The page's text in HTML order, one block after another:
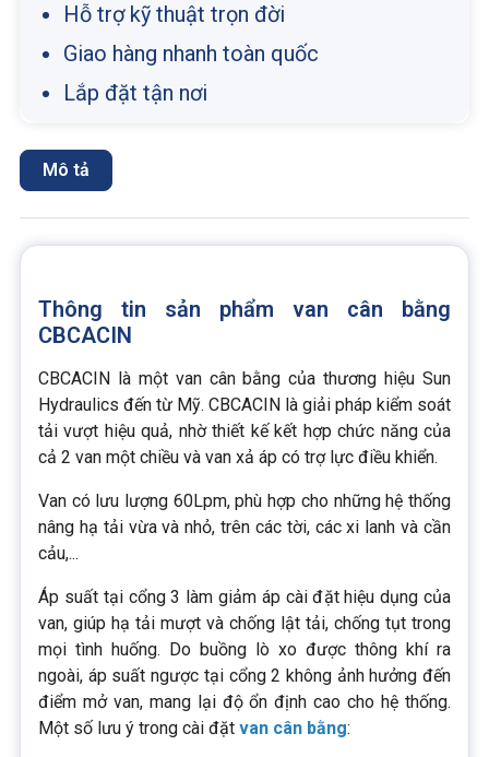
Hỗ trợ kỹ thuật trọn đời
Giao hàng nhanh toàn quốc
Lắp đặt tận nơi
Mô tả
Thông tin sản phẩm van cân bằng
CBCACIN
CBCACIN là một van cân bằng của thương hiệu Sun
Hydraulics đến từ Mỹ. CBCACIN là giải pháp kiểm soát
tải vượt hiệu quả, nhờ thiết kế kết hợp chức năng của
cả 2 van một chiều và van xả áp có trợ lực điều khiển.
Van có lưu lượng 60Lpm, phù hợp cho những hệ thống
nâng hạ tải vừa và nhỏ, trên các tời, các xi lanh và cần
cảu,...
Áp suất tại cổng 3 làm giảm áp cài đặt hiệu dụng của
van, giúp hạ tải mượt và chống lật tải, chống tụt trong
mọi tình huống. Do buồng lò xo được thông khí ra
ngoài, áp suất ngược tại cổng 2 không ảnh hưởng đến
điểm mở van, mang lại độ ổn định cao cho hệ thống.
Một số lưu ý trong cài đặt van cân bằng: